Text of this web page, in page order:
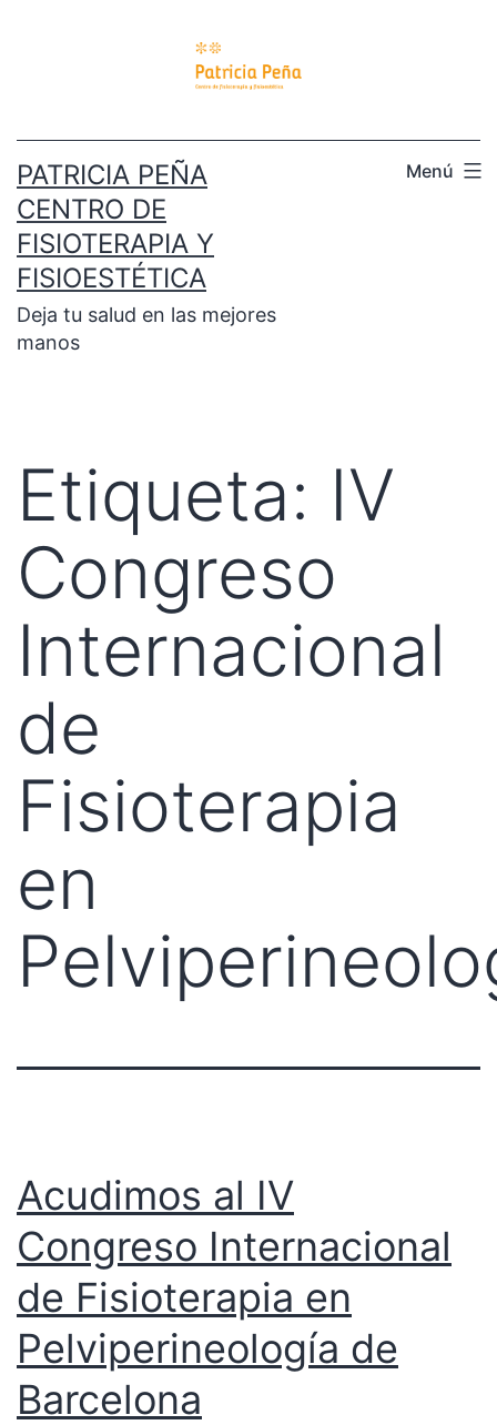
PATRICIA PEÑA
CENTRO DE
FISIOTERAPIA Y
FISIOESTÉTICA
Deja tu salud en las mejores
manos
Menú
Etiqueta: IV
Congreso
Internacional
de
Fisioterapia
en
Acudimos al IV
Congreso Internacional
de Fisioterapia en
Pelviperineología de
Barcelona